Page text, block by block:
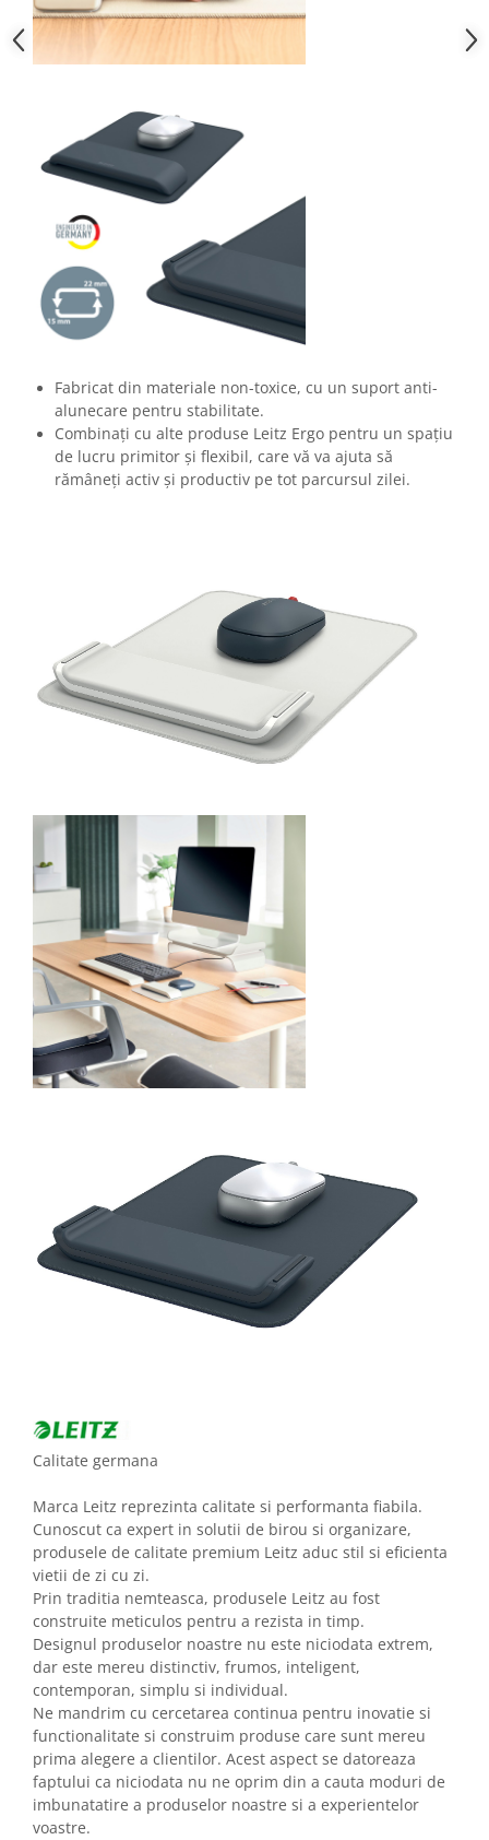
Fabricat din materiale non-toxice, cu un suport anti-
alunecare pentru stabilitate.
Combinați cu alte produse Leitz Ergo pentru un spațiu
de lucru primitor și flexibil, care vă va ajuta să
rămâneți activ și productiv pe tot parcursul zilei.
Calitate germana
Marca Leitz reprezinta calitate si performanta fiabila.
Cunoscut ca expert in solutii de birou si organizare,
produsele de calitate premium Leitz aduc stil si eficienta
vietii de zi cu zi.
Prin traditia nemteasca, produsele Leitz au fost
construite meticulos pentru a rezista in timp.
Designul produselor noastre nu este niciodata extrem,
dar este mereu distinctiv, frumos, inteligent,
contemporan, simplu si individual.
Ne mandrim cu cercetarea continua pentru inovatie si
functionalitate si construim produse care sunt mereu
prima alegere a clientilor. Acest aspect se datoreaza
faptului ca niciodata nu ne oprim din a cauta moduri de
imbunatatire a produselor noastre si a experientelor
voastre.